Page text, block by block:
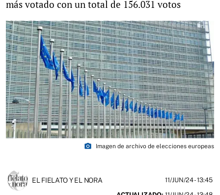
más votado con un total de 156.031 votos
photo_camera Imagen de archivo de elecciones europeas
EL FIELATO Y EL NORA 11/JUN/24- 13:45